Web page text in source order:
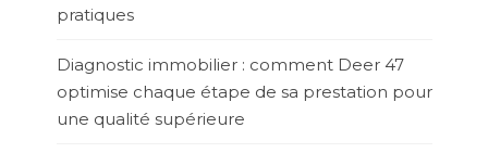
pratiques
Diagnostic immobilier : comment Deer 47
optimise chaque étape de sa prestation pour
une qualité supérieure